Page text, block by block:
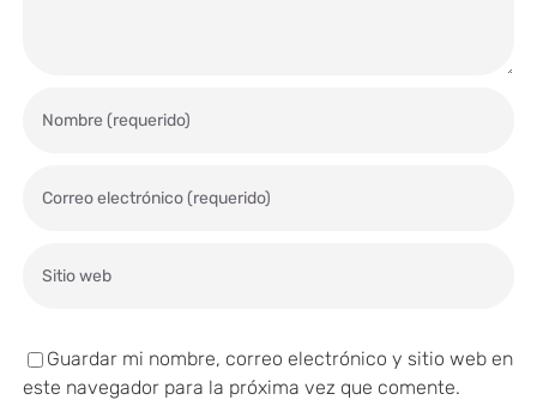
Guardar mi nombre, correo electrónico y sitio web en
este navegador para la próxima vez que comente.